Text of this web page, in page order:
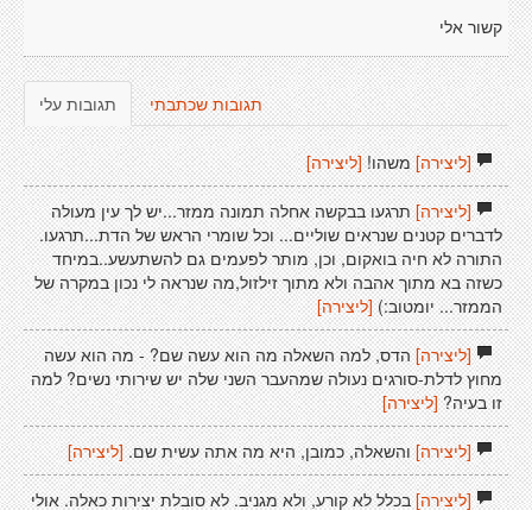
קשור אלי
תגובות עלי תגובות שכתבתי
[ליצירה]משהו! [ליצירה]
[ליצירה]תרגעו בבקשה אחלה תמונה ממזר...יש לך עין מעולה
לדברים קטנים שנראים שוליים... וכל שומרי הראש של הדת...תרגעו.
התורה לא חיה בואקום, וכן, מותר לפעמים גם להשתעשע..במיחד
כשזה בא מתוך אהבה ולא מתוך זילזול,מה שנראה לי נכון במקרה של
הממזר... יומטוב:) [ליצירה]
[ליצירה]הדס, למה השאלה מה הוא עשה שם? - מה הוא עשה
מחוץ לדלת-סורגים נעולה שמהעבר השני שלה יש שירותי נשים? למה
זו בעיה? [ליצירה]
[ליצירה]והשאלה, כמובן, היא מה אתה עשית שם. [ליצירה]
[ליצירה]בכלל לא קורע, ולא מגניב. לא סובלת יצירות כאלה. אולי